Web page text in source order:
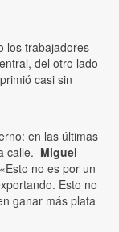
los trabajadores
del otro lado
casi sin
en las últimas
calle. Miguel
no es por un
Esto no
ganar más plata